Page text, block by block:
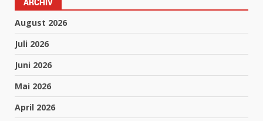
August 2026
Juli 2026
Juni 2026
Mai 2026
April 2026